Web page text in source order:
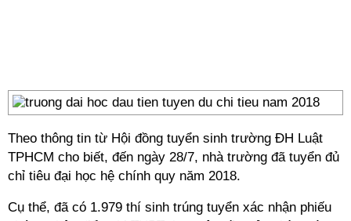
Theo thông tin từ Hội đồng tuyển sinh trường ĐH Luật
TPHCM cho biết, đến ngày 28/7, nhà trường đã tuyển đủ
chỉ tiêu đại học hệ chính quy năm 2018.
Cụ thể, đã có 1.979 thí sinh trúng tuyển xác nhận phiếu